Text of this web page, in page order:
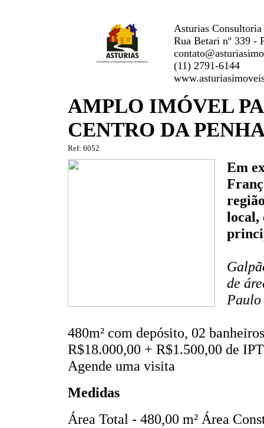
Asturias
Rua Betari nº 339 -
(11) 2791-6144
AMPLO IMÓVEL
CENTRO DA
Ref: 6052
Em
local,
de
480m² com depósito, 02
R$18.000,00 + R$1.500,00 de
Agende uma visita
Medidas
Área Total - 480,00 m² Área